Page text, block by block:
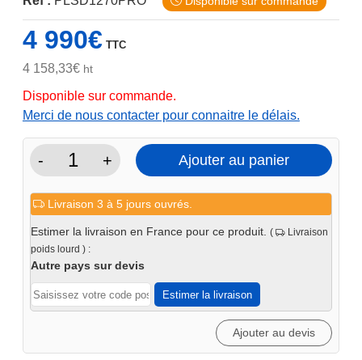
4 990€ TTC
4 158,33€ht
Disponible sur commande.
Merci de nous contacter pour connaitre le délais.
-
quantité
Plieuse
à
double
segments
1270
/
+ Ajouter au panier
Livraison 3 à 5 jours ouvrés.
Estimer la livraison en France pour ce produit. (
Livraison
poids lourd ) :
Autre pays sur devis
Estimer la livraison
Ajouter au devis